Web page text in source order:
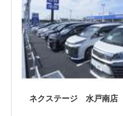
ネクステージ 水戸南店